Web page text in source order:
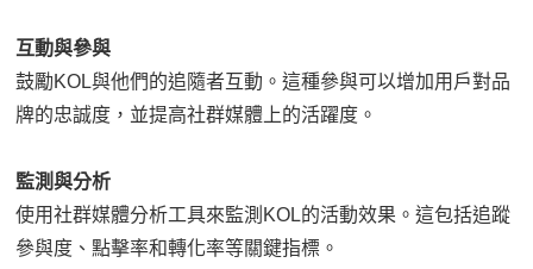
互動與參與
鼓勵KOL與他們的追隨者互動。這種參與可以增加用戶對品
牌的忠誠度，並提高社群媒體上的活躍度。
監測與分析
使用社群媒體分析工具來監測KOL的活動效果。這包括追蹤
參與度、點擊率和轉化率等關鍵指標。